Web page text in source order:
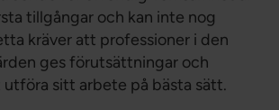
tillgångar och kan inte nog
kräver att professioner i den
ges förutsättningar och
sitt arbete på bästa sätt.